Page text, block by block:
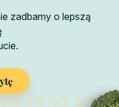
zadbamy o lepszą